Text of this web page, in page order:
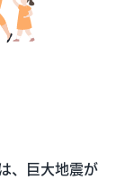
、巨大地震が